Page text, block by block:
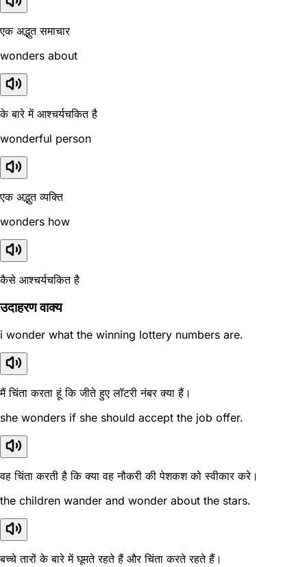
एक अद्भुत समाचार
wonders about
के बारे में आश्चर्यचकित है
wonderful person
एक अद्भुत व्यक्ति
wonders how
कैसे आश्चर्यचकित है
उदाहरण वाक्य
i wonder what the winning lottery numbers are.
मैं चिंता करता हूं कि जीते हुए लॉटरी नंबर क्या हैं।
she wonders if she should accept the job offer.
वह चिंता करती है कि क्या वह नौकरी की पेशकश को स्वीकार करे।
the children wander and wonder about the stars.
बच्चे तारों के बारे में घूमते रहते हैं और चिंता करते रहते हैं।